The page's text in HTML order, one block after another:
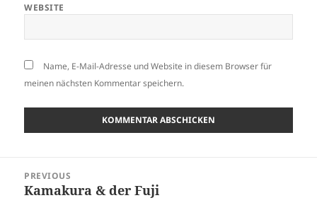
WEBSITE
Name, E-Mail-Adresse und Website in diesem Browser für
meinen nächsten Kommentar speichern.
PREVIOUS
Previous
Kamakura & der Fuji